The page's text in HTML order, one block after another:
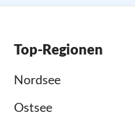
Top-Regionen
Nordsee
Ostsee